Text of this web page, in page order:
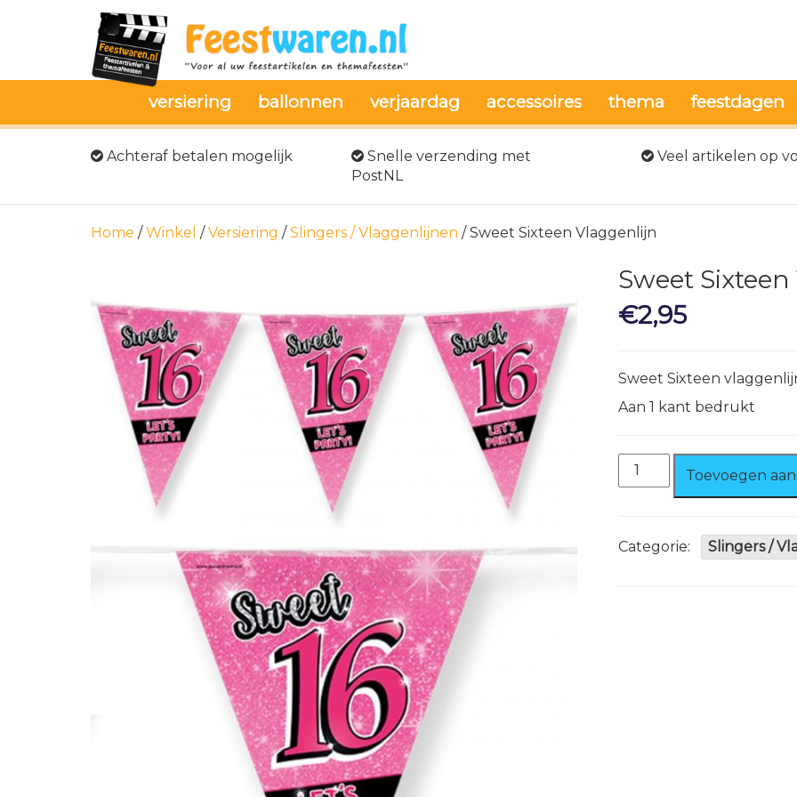
versiering ballonnen verjaardag accessoires thema feestdagen
Achteraf betalen mogelijk
Snelle verzending met
PostNL
Veel artikelen op
Home /Winkel /Versiering /Slingers / Vlaggenlijnen / Sweet Sixteen Vlaggenlijn
Sweet
€2,95
Sweet Sixteen
Aan 1 kant bedrukt
Sweet
Vlaggenlijn
Toevoegen
Categorie: Slingers /